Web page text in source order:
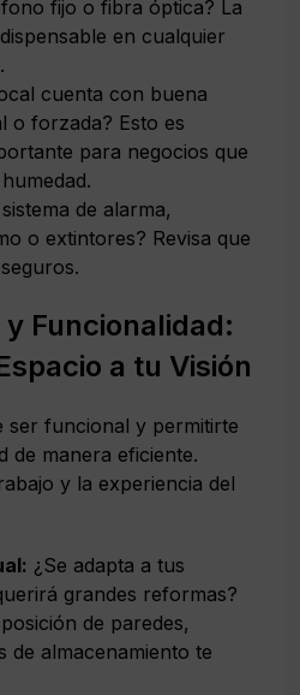
fijo o fibra óptica? La
en cualquier
cuenta con buena
o forzada? Esto es
para negocios que
de alarma,
o extintores? Revisa que
Funcionalidad:
a tu Visión
ser funcional y permitirte
de manera eficiente.
y la experiencia del
¿Se adapta a tus
grandes reformas?
de paredes,
de almacenamiento te